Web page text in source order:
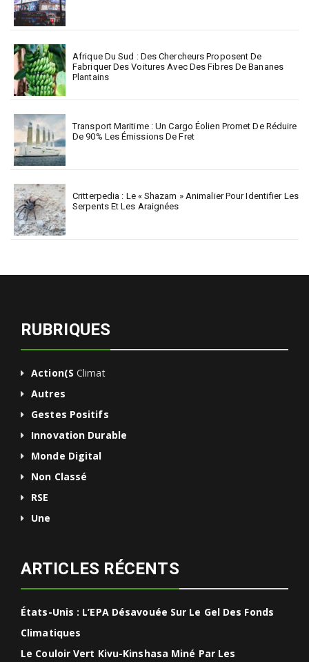
Afrique Du Sud : Des Chercheurs Proposent De
Fabriquer Des Voitures Avec Des Fibres De Bananes
Plantains
Transport Maritime : Un Cargo Éolien Promet De Réduire
De 90% Les Émissions De Fret
Critterpedia : Le « Shazam » Animalier Pour Identifier Les
Serpents Et Les Araignées
RUBRIQUES
Action(s Climat
Autres
Gestes Positifs
Innovation Durable
Monde Digital
Non Classé
RSE
Une
ARTICLES RÉCENTS
États-Unis : L’EPA Désavouée Sur Le Gel Des Fonds
Climatiques
Le Couloir Vert Kivu-Kinshasa Miné Par Les